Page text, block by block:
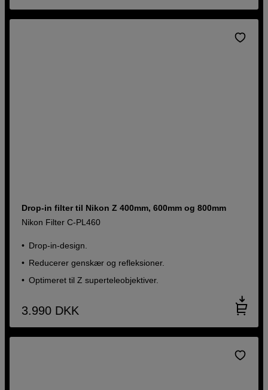
Drop-in filter til Nikon Z 400mm, 600mm og 800mm
Nikon Filter C-PL460
Drop-in-design.
Reducerer genskær og refleksioner.
Optimeret til Z superteleobjektiver.
3.990 DKK